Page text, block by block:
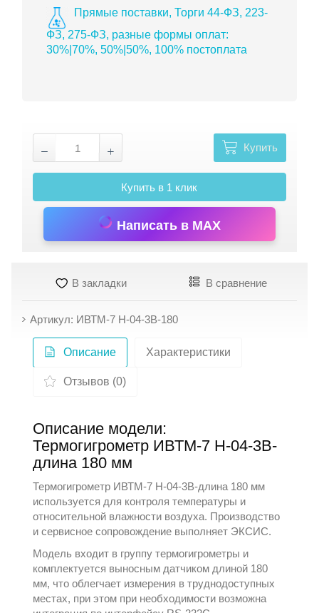
Прямые поставки, Торги 44-ФЗ, 223-
ФЗ, 275-ФЗ, разные формы оплат:
30%|70%, 50%|50%, 100% постоплата
Купить
Купить в 1 клик
Написать в MAX
В закладки В сравнение
Артикул: ИВТМ-7 Н-04-3В-180
Описание Характеристики
Отзывов (0)
Описание модели:
Термогигрометр ИВТМ-7 Н-04-3В-
длина 180 мм
Термогигрометр ИВТМ-7 Н-04-3В-длина 180 мм
используется для контроля температуры и
относительной влажности воздуха. Производство
и сервисное сопровождение выполняет ЭКСИС.
Модель входит в группутермогигрометры и
комплектуется выносным датчиком длиной 180
мм, что облегчает измерения в труднодоступных
местах, при этом при необходимости возможна